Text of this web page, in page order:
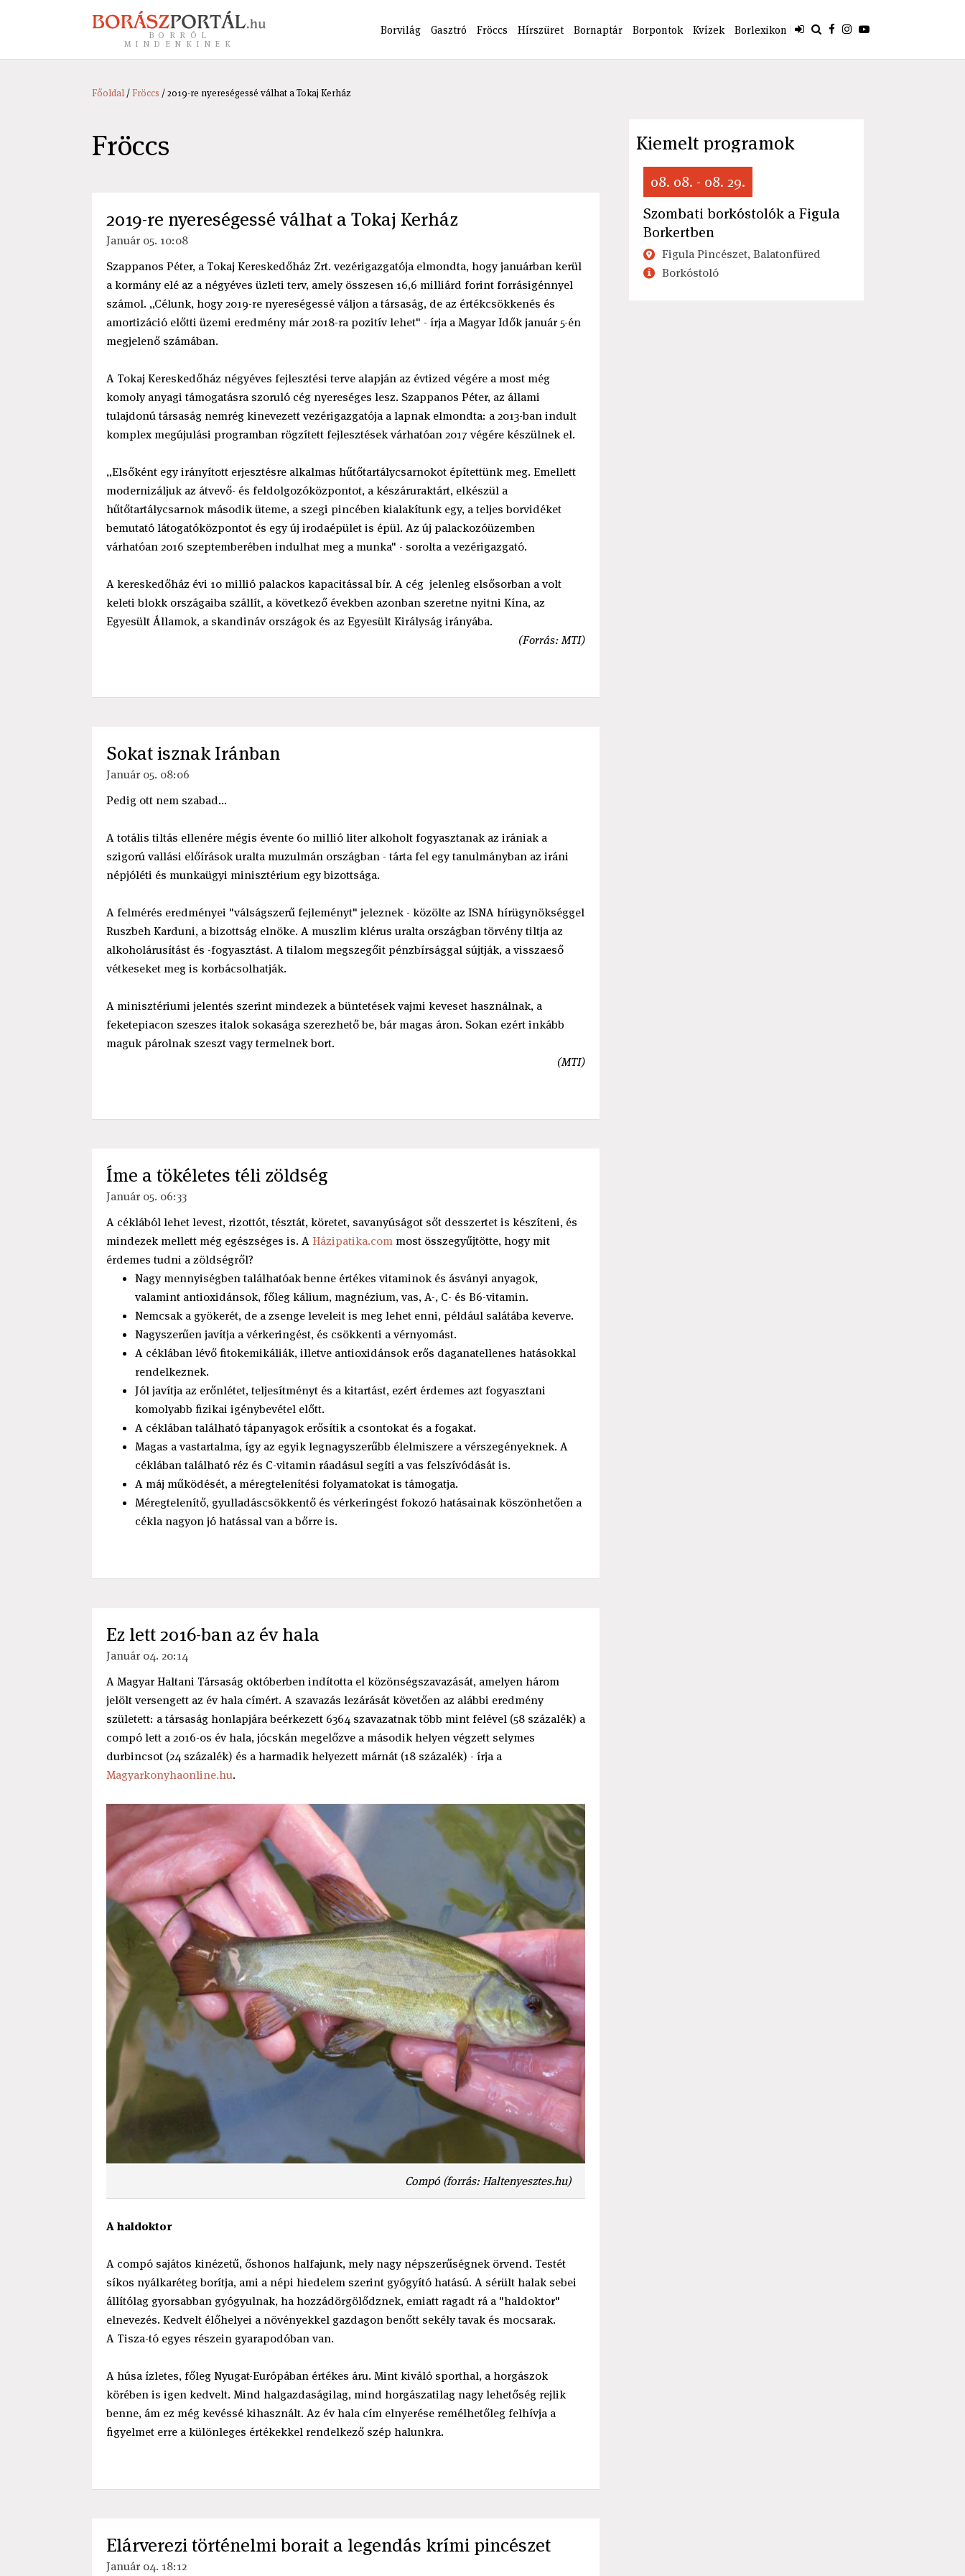
BORRÓL
MINDENKINEK
Borvilág Gasztró Fröccs Hírszüret Bornaptár Borpontok Kvízek Borlexikon
Főoldal/Fröccs / 2019-re nyereségessé válhat a Tokaj Kerház
Fröccs
2019-re nyereségessé válhat a Tokaj Kerház
Január 05. 10:08
Szappanos Péter, a Tokaj Kereskedőház Zrt. vezérigazgatója elmondta, hogy januárban kerül
a kormány elé az a négyéves üzleti terv, amely összesen 16,6 milliárd forint forrásigénnyel
számol. „Célunk, hogy 2019-re nyereségessé váljon a társaság, de az értékcsökkenés és
amortizáció előtti üzemi eredmény már 2018-ra pozitív lehet" - írja a Magyar Idők január 5-én
megjelenő számában.
A Tokaj Kereskedőház négyéves fejlesztési terve alapján az évtized végére a most még
komoly anyagi támogatásra szoruló cég nyereséges lesz. Szappanos Péter, az állami
tulajdonú társaság nemrég kinevezett vezérigazgatója a lapnak elmondta: a 2013-ban indult
komplex megújulási programban rögzített fejlesztések várhatóan 2017 végére készülnek el.
„Elsőként egy irányított erjesztésre alkalmas hűtőtartálycsarnokot építettünk meg. Emellett
modernizáljuk az átvevő- és feldolgozóközpontot, a készáruraktárt, elkészül a
hűtőtartálycsarnok második üteme, a szegi pincében kialakítunk egy, a teljes borvidéket
bemutató látogatóközpontot és egy új irodaépület is épül. Az új palackozóüzemben
várhatóan 2016 szeptemberében indulhat meg a munka" - sorolta a vezérigazgató.
A kereskedőház évi 10 millió palackos kapacitással bír. A cég jelenleg elsősorban a volt
keleti blokk országaiba szállít, a következő években azonban szeretne nyitni Kína, az
Egyesült Államok, a skandináv országok és az Egyesült Királyság irányába.
(Forrás: MTI)
Sokat isznak Iránban
Január 05. 08:06
Pedig ott nem szabad...
A totális tiltás ellenére mégis évente 60 millió liter alkoholt fogyasztanak az irániak a
szigorú vallási előírások uralta muzulmán országban - tárta fel egy tanulmányban az iráni
népjóléti és munkaügyi minisztérium egy bizottsága.
A felmérés eredményei "válságszerű fejleményt" jeleznek - közölte az ISNA hírügynökséggel
Ruszbeh Karduni, a bizottság elnöke. A muszlim klérus uralta országban törvény tiltja az
alkoholárusítást és -fogyasztást. A tilalom megszegőit pénzbírsággal sújtják, a visszaeső
vétkeseket meg is korbácsolhatják.
A minisztériumi jelentés szerint mindezek a büntetések vajmi keveset használnak, a
feketepiacon szeszes italok sokasága szerezhető be, bár magas áron. Sokan ezért inkább
maguk párolnak szeszt vagy termelnek bort.
(MTI)
Íme a tökéletes téli zöldség
Január 05. 06:33
A céklából lehet levest, rizottót, tésztát, köretet, savanyúságot sőt desszertet is készíteni, és
mindezek mellett még egészséges is. AHázipatika.commost összegyűjtötte, hogy mit
érdemes tudni a zöldségről?
Nagy mennyiségben találhatóak benne értékes vitaminok és ásványi anyagok,
valamint antioxidánsok, főleg kálium, magnézium, vas, A-, C- és B6-vitamin.
Nemcsak a gyökerét, de a zsenge leveleit is meg lehet enni, például salátába keverve.
Nagyszerűen javítja a vérkeringést, és csökkenti a vérnyomást.
A céklában lévő fitokemikáliák, illetve antioxidánsok erős daganatellenes hatásokkal
rendelkeznek.
Jól javítja az erőnlétet, teljesítményt és a kitartást, ezért érdemes azt fogyasztani
komolyabb fizikai igénybevétel előtt.
A céklában található tápanyagok erősítik a csontokat és a fogakat.
Magas a vastartalma, így az egyik legnagyszerűbb élelmiszere a vérszegényeknek. A
céklában található réz és C-vitamin ráadásul segíti a vas felszívódását is.
A máj működését, a méregtelenítési folyamatokat is támogatja.
Méregtelenítő, gyulladáscsökkentő és vérkeringést fokozó hatásainak köszönhetően a
cékla nagyon jó hatással van a bőrre is.
Ez lett 2016-ban az év hala
Január 04. 20:14
A Magyar Haltani Társaság októberben indította el közönségszavazását, amelyen három
jelölt versengett az év hala címért. A szavazás lezárását követően az alábbi eredmény
született: a társaság honlapjára beérkezett 6364 szavazatnak több mint felével (58 százalék) a
compó lett a 2016-os év hala, jócskán megelőzve a második helyen végzett selymes
durbincsot (24 százalék) és a harmadik helyezett márnát (18 százalék) - írja a
Magyarkonyhaonline.hu.
Compó (forrás: Haltenyesztes.hu)
A haldoktor
A compó sajátos kinézetű, őshonos halfajunk, mely nagy népszerűségnek örvend. Testét
síkos nyálkaréteg borítja, ami a népi hiedelem szerint gyógyító hatású. A sérült halak sebei
állítólag gyorsabban gyógyulnak, ha hozzádörgölődznek, emiatt ragadt rá a "haldoktor"
elnevezés. Kedvelt élőhelyei a növényekkel gazdagon benőtt sekély tavak és mocsarak.
A Tisza-tó egyes részein gyarapodóban van.
A húsa ízletes, főleg Nyugat-Európában értékes áru. Mint kiváló sporthal, a horgászok
körében is igen kedvelt. Mind halgazdaságilag, mind horgászatilag nagy lehetőség rejlik
benne, ám ez még kevéssé kihasznált. Az év hala cím elnyerése remélhetőleg felhívja a
figyelmet erre a különleges értékekkel rendelkező szép halunkra.
Elárverezi történelmi borait a legendás krími pincészet
Január 04. 18:12
Kiemelt programok
08. 08. - 08. 29.
Szombati borkóstolók a Figula
Borkertben
Figula Pincészet, Balatonfüred
Borkóstoló